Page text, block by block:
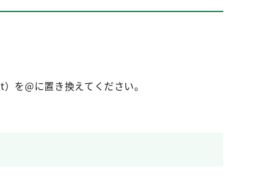
を@に置き換えてください。